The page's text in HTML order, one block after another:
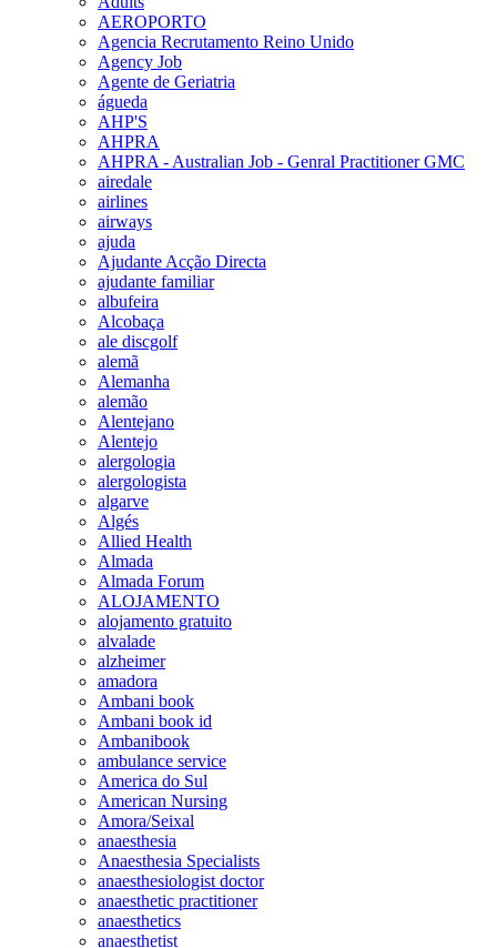
AEROPORTO
Agencia Recrutamento Reino Unido
Agency Job
Agente de Geriatria
águeda
AHP'S
AHPRA
AHPRA - Australian Job - Genral Practitioner GMC
airedale
airlines
airways
ajuda
Ajudante Acção Directa
ajudante familiar
albufeira
Alcobaça
ale discgolf
alemã
Alemanha
alemão
Alentejano
Alentejo
alergologia
alergologista
algarve
Algés
Allied Health
Almada
Almada Forum
ALOJAMENTO
alojamento gratuito
alvalade
alzheimer
amadora
Ambani book
Ambani book id
Ambanibook
ambulance service
America do Sul
American Nursing
Amora/Seixal
anaesthesia
Anaesthesia Specialists
anaesthesiologist doctor
anaesthetic practitioner
anaesthetics
anaesthetist